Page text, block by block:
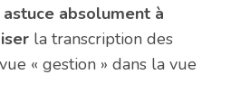
astuce absolument à
la transcription des
« gestion » dans la vue